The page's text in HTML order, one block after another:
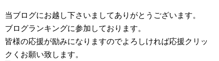
当ブログにお越し下さいましてありがとうございます。
ブログランキングに参加しております。
皆様の応援が励みになりますのでよろしければ応援クリッ
クくお願い致します。